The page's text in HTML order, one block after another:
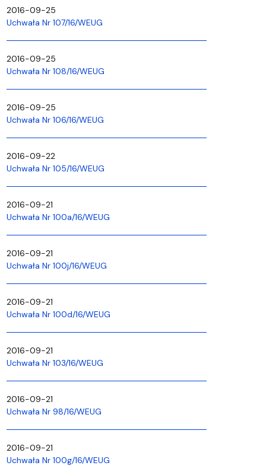
2016-09-25
Uchwała Nr 107/16/WEUG
2016-09-25
Uchwała Nr 108/16/WEUG
2016-09-25
Uchwała Nr 106/16/WEUG
2016-09-22
Uchwała Nr 105/16/WEUG
2016-09-21
Uchwała Nr 100a/16/WEUG
2016-09-21
Uchwała Nr 100j/16/WEUG
2016-09-21
Uchwała Nr 100d/16/WEUG
2016-09-21
Uchwała Nr 103/16/WEUG
2016-09-21
Uchwała Nr 98/16/WEUG
2016-09-21
Uchwała Nr 100g/16/WEUG